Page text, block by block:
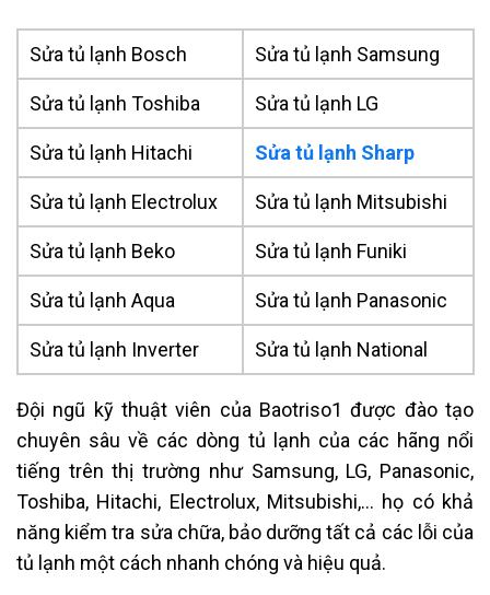
Sửa tủ lạnh Bosch Sửa tủ lạnh Samsung
Sửa tủ lạnh Toshiba Sửa tủ lạnh LG
Sửa tủ lạnh Hitachi Sửa tủ lạnh Sharp
Sửa tủ lạnh Electrolux Sửa tủ lạnh Mitsubishi
Sửa tủ lạnh Beko Sửa tủ lạnh Funiki
Sửa tủ lạnh Aqua Sửa tủ lạnh Panasonic
Sửa tủ lạnh Inverter Sửa tủ lạnh National
Đội ngũ kỹ thuật viên của Baotriso1 được đào tạo
chuyên sâu về các dòng tủ lạnh của các hãng nổi
tiếng trên thị trường như Samsung, LG, Panasonic,
Toshiba, Hitachi, Electrolux, Mitsubishi,… họ có khả
năng kiểm tra sửa chữa, bảo dưỡng tất cả các lỗi của
tủ lạnh một cách nhanh chóng và hiệu quả.